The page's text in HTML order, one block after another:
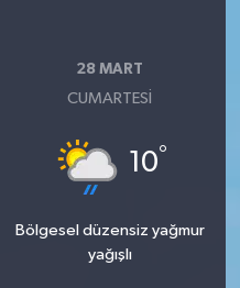
28 MART
CUMARTESI
10°
Bölgesel düzensiz yağmur
yağışlı